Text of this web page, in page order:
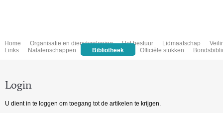
Home Organisatie en dienstverlening Het bestuur Lidmaatschap
Links
Nalatenschappen Bibliotheek Officiële stukken
Login
U dient in te loggen om toegang tot de artikelen te krijgen.